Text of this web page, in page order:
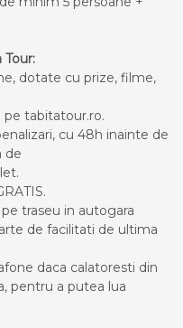
dotate cu prize, filme,
tabitatour.ro.
cu 48h inainte de
de
traseu in autogara
de facilitati de ultima
daca calatoresti din
pentru a putea lua